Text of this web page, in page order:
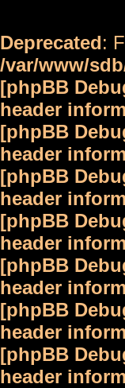
Deprecated:
/var/www/
[phpBB
header
[phpBB
header
[phpBB
header
[phpBB
header
[phpBB
header
[phpBB
header
[phpBB
header